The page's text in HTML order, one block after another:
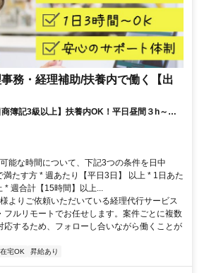
務・経理補助/扶養内で働く【出
商簿記3級以上】扶養内OK！平日昼間３h～。
方も大歓迎♪
能な時間について、下記3つの条件を日中
満たす方 * 週あたり【平日3日】 以上 * 1日あた
* 週合計【15時間】以上...
よりご依頼いただいている経理代行サービス
フルリモートでお任せします。案件ごとに複数
応するため、フォローし合いながら働くことが
在宅OK 昇給あり